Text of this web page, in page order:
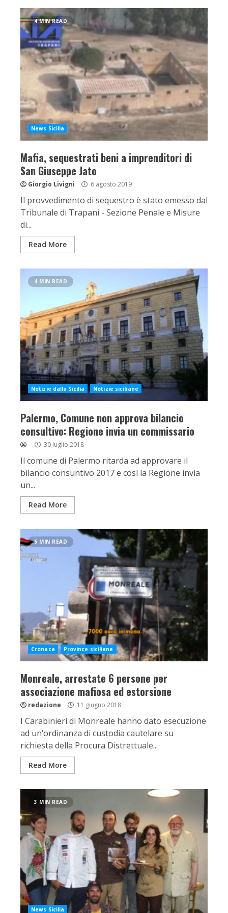
4 MIN READ
News Sicilia
Mafia, sequestrati beni a imprenditori di
San Giuseppe Jato
Giorgio Livigni 6 agosto 2019
Il provvedimento di sequestro è stato emesso dal
Tribunale di Trapani - Sezione Penale e Misure
di...
Read More
4 MIN READ
Notizie dalla Sicilia Notizie siciliane
Palermo, Comune non approva bilancio
consultivo: Regione invia un commissario
30 luglio 2018
Il comune di Palermo ritarda ad approvare il
bilancio consuntivo 2017 e così la Regione invia
un...
Read More
5 MIN READ
Cronaca Province siciliane
Monreale, arrestate 6 persone per
associazione mafiosa ed estorsione
redazione 11 giugno 2018
I Carabinieri di Monreale hanno dato esecuzione
ad un’ordinanza di custodia cautelare su
richiesta della Procura Distrettuale...
Read More
3 MIN READ
News Sicilia